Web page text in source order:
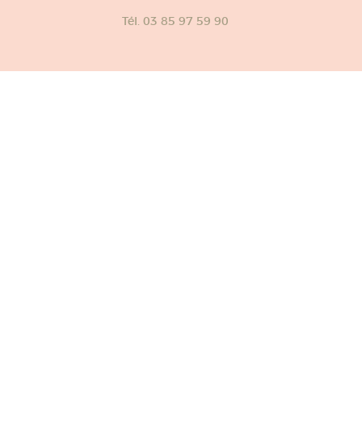
Tél. 03 85 97 59 90